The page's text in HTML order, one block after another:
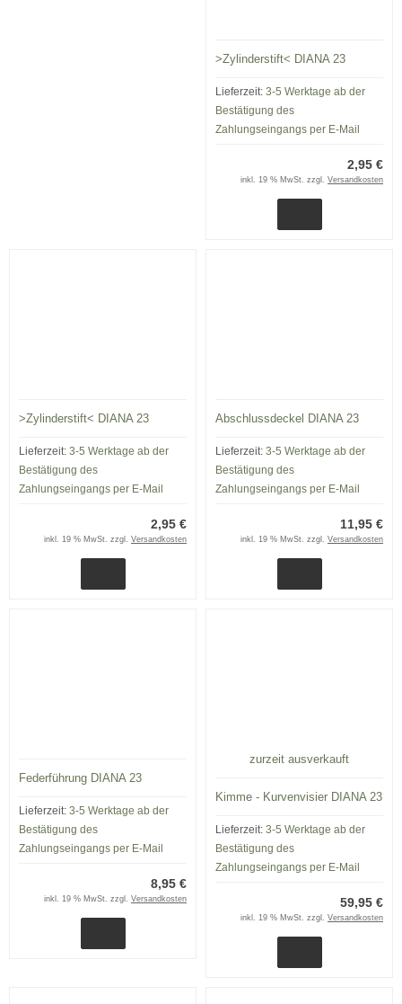
>Zylinderstift< DIANA 23
Lieferzeit: 3-5 Werktage ab der
Bestätigung des
Zahlungseingangs per E-Mail
2,95 €
inkl. 19 % MwSt. zzgl. Versandkosten
>Zylinderstift< DIANA 23
Lieferzeit: 3-5 Werktage ab der
Bestätigung des
Zahlungseingangs per E-Mail
2,95 €
inkl. 19 % MwSt. zzgl. Versandkosten
Abschlussdeckel DIANA 23
Lieferzeit: 3-5 Werktage ab der
Bestätigung des
Zahlungseingangs per E-Mail
11,95 €
inkl. 19 % MwSt. zzgl. Versandkosten
Federführung DIANA 23
Lieferzeit: 3-5 Werktage ab der
Bestätigung des
Zahlungseingangs per E-Mail
8,95 €
inkl. 19 % MwSt. zzgl. Versandkosten
zurzeit ausverkauft
Kimme - Kurvenvisier DIANA 23
Lieferzeit: 3-5 Werktage ab der
Bestätigung des
Zahlungseingangs per E-Mail
59,95 €
inkl. 19 % MwSt. zzgl. Versandkosten